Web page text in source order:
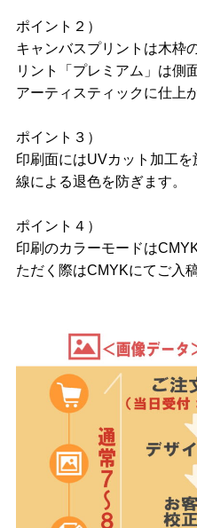
ポイント２）
キャンバスプリントは木枠
リント「プレミアム」は側
アーティスティックに仕上
ポイント３）
印刷面にはUVカット加工
線による退色を防ぎます。
ポイント４）
印刷のカラーモードは
ただく際はCMYKにてご入